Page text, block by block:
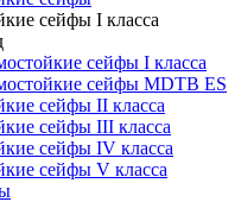
сейфы I класса
сейфы I класса
сейфы MDTB ES
сейфы II класса
сейфы III класса
сейфы IV класса
сейфы V класса